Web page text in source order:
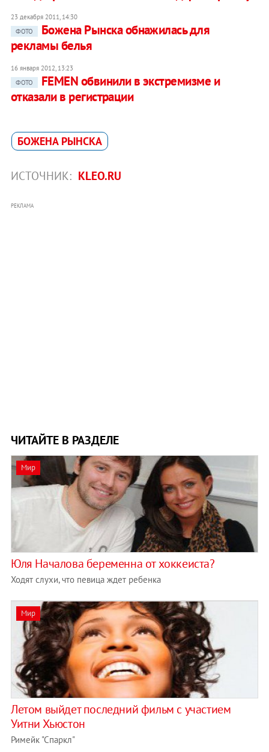
23 декабря 2011, 14:30
ФОТО
Божена Рынска обнажилась для
рекламы белья
16 января 2012, 13:23
ФОТО
FEMEN обвинили в экстремизме и
отказали в регистрации
БОЖЕНА РЫНСКА
ИСТОЧНИК: KLEO.RU
РЕКЛАМА
ЧИТАЙТЕ В РАЗДЕЛЕ
Мир
Юля Началова беременна от хоккеиста?
Ходят слухи, что певица ждет ребенка
Мир
Летом выйдет последний фильм с участием
Уитни Хьюстон
Римейк "Спаркл"